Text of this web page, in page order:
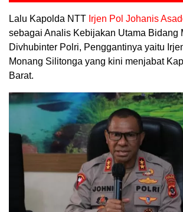
Lalu Kapolda NTT Irjen Pol Johanis
sebagai Analis Kebijakan Utama Bidang
Divhubinter Polri, Penggantinya yaitu
Monang Silitonga yang kini menjabat
Barat.